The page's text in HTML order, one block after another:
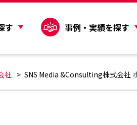
す 事例・実績を探す
社 SNS Media &Consulting株式会社